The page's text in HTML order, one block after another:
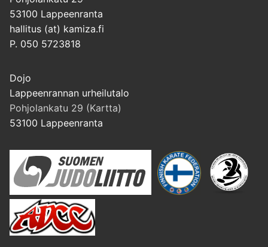
53100 Lappeenranta
hallitus (at) kamiza.fi
P. 050 5723818
Dojo
Lappeenrannan urheilutalo
Pohjolankatu 29 (Kartta)
53100 Lappeenranta